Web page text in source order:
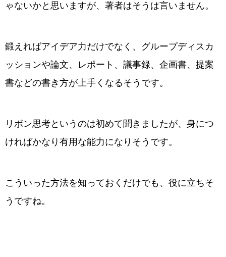
ゃないかと思いますが、著者はそうは言いません。
鍛えればアイデア力だけでなく、グループディスカ
ッションや論文、レポート、議事録、企画書、提案
書などの書き方が上手くなるそうです。
リボン思考というのは初めて聞きましたが、身につ
ければかなり有用な能力になりそうです。
こういった方法を知っておくだけでも、役に立ちそ
うですね。